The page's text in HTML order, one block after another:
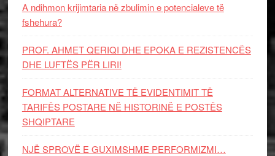
A ndihmon krijimtaria në zbulimin e potencialeve të
fshehura?
PROF. AHMET QERIQI DHE EPOKA E REZISTENCЁS
DHE LUFTЁS PЁR LIRI!
FORMAT ALTERNATIVE TË EVIDENTIMIT TË
TARIFËS POSTARE NË HISTORINË E POSTËS
SHQIPTARE
NJË SPROVË E GUXIMSHME PERFORMIZMI…